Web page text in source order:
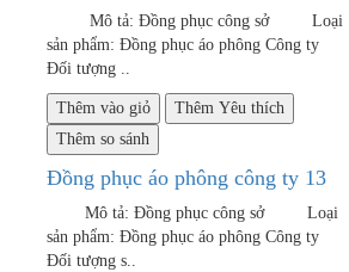
Mô tả: Đồng phục công sở Loại
sản phẩm: Đồng phục áo phông Công ty
Đối tượng ..
Thêm vào giỏ
Thêm Yêu thích
Thêm so sánh
Đồng phục áo phông công ty 13
Mô tả: Đồng phục công sở Loại
sản phẩm: Đồng phục áo phông Công ty
Đối tượng s..